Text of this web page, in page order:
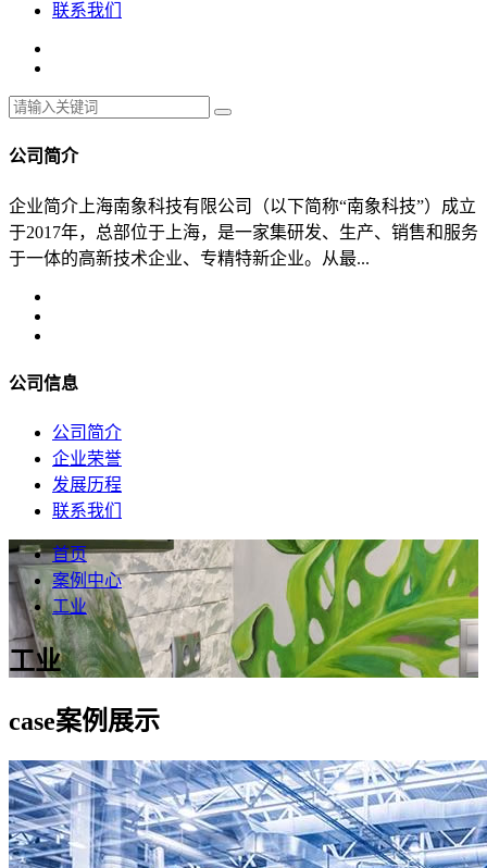
联系我们
公司简介
企业简介上海南象科技有限公司（以下简称“南象科技”）成立
于2017年，总部位于上海，是一家集研发、生产、销售和服务
于一体的高新技术企业、专精特新企业。从最...
公司信息
公司简介
企业荣誉
发展历程
联系我们
首页
案例中心
工业
工业
case案例展示